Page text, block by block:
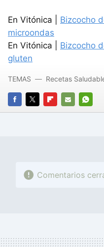
En Vitónica | Bizcocho
microondas
En Vitónica | Bizcocho
gluten
FACEBOOK
TWITTERFLIPBOARD
E-
TEMAS Recetas
Comentarios